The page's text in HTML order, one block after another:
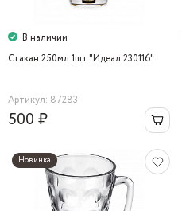
В наличии
Стакан 250мл.1шт."Идеал 230116"
Артикул: 87283
500 ₽
Новинка